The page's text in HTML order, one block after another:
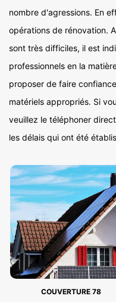
nombre d'agressions. En
opérations de rénovation.
sont très difficiles, il est
professionnels en la
proposer de faire
matériels appropriés. Si
veuillez le téléphoner
les délais qui ont été
COUVERTURE 78